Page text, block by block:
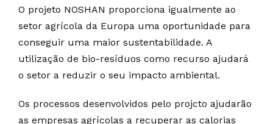
O projeto NOSHAN proporciona igualmente ao
setor agrícola da Europa uma oportunidade para
conseguir uma maior sustentabilidade. A
utilização de bio-resíduos como recurso ajudará
o setor a reduzir o seu impacto ambiental.
Os processos desenvolvidos pelo projcto ajudarão
as empresas agrícolas a recuperar as calorias